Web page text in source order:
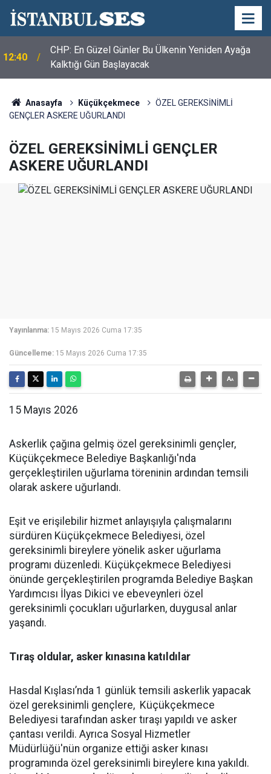
12:40
CHP: En Güzel Günler Bu Ülkenin Yeniden Ayağa
Kalktığı Gün Başlayacak
Anasayfa Küçükçekmece
ÖZEL GEREKSİNİMLİ
GENÇLER ASKERE UĞURLANDI
ÖZEL GEREKSİNİMLİ GENÇLER
ASKERE UĞURLANDI
Yayınlanma: 15 Mayıs 2026 Cuma 17:35
Güncelleme: 15 Mayıs 2026 Cuma 17:35
15 Mayıs 2026
Askerlik çağına gelmiş özel gereksinimli gençler,
Küçükçekmece Belediye Başkanlığı'nda
gerçekleştirilen uğurlama töreninin ardından temsili
olarak askere uğurlandı.
Eşit ve erişilebilir hizmet anlayışıyla çalışmalarını
sürdüren Küçükçekmece Belediyesi, özel
gereksinimli bireylere yönelik asker uğurlama
programı düzenledi. Küçükçekmece Belediyesi
önünde gerçekleştirilen programda Belediye Başkan
Yardımcısı İlyas Dikici ve ebeveynleri özel
gereksinimli çocukları uğurlarken, duygusal anlar
yaşandı.
Tıraş oldular, asker kınasına katıldılar
Hasdal Kışlası’nda 1 günlük temsili askerlik yapacak
özel gereksinimli gençlere, Küçükçekmece
Belediyesi tarafından asker tıraşı yapıldı ve asker
çantası verildi. Ayrıca Sosyal Hizmetler
Müdürlüğü'nün organize ettiği asker kınası
programında özel gereksinimli bireylere kına yakıldı.